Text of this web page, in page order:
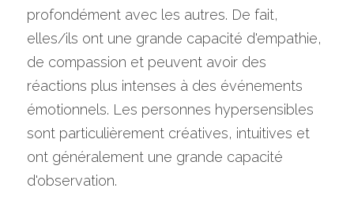
profondément avec les autres. De fait,
elles/ils ont une grande capacité d'empathie,
de compassion et peuvent avoir des
réactions plus intenses à des événements
émotionnels. Les personnes hypersensibles
sont particulièrement créatives, intuitives et
ont généralement une grande capacité
d'observation.